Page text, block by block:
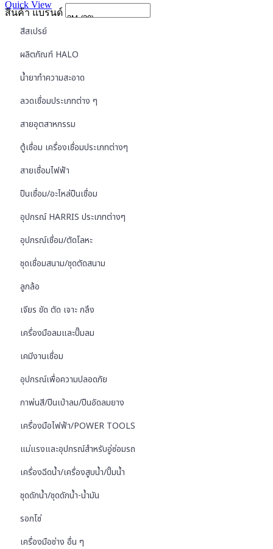
Quick View
สินค้า แบรนด์
สีสเปรย์
ผลิตภัณฑ์ HALO
น้ำยาทำความสะอาด
ลวดเชื่อมประเภทต่าง ๆ
สายอุตสาหกรรม
ตู้เชื่อม เครื่องเชื่อมประเภทต่างๆ
สายเชื่อมไฟฟ้า
ปืนเชื่อม/อะไหล่ปืนเชื่อม
อุปกรณ์ HARRIS ประเภทต่างๆ
อุปกรณ์เชื่อม/ตัดโลหะ
ชุดเชื่อมสนาม/ชุดตัดสนาม
ลูกล้อ
เจียร ขัด ตัด เจาะ กลึง
เครื่องมือลมและปั๊มลม
เคมีงานเชื่อม
อุปกรณ์เพื่อความปลอดภัย
กาพ่นสี/ปืนเป่าลม/ปืนอัดลมยาง
เครื่องมือไฟฟ้า/POWER TOOLS
แม่แรงและอุปกรณ์สำหรับอู่ซ่อมรถ
เครื่องฉีดน้ำ/เครื่องสูบน้ำ/ปั๊มน้ำ
ชุดดักน้ำ/ชุดดักน้ำ-น้ำมัน
รอกโซ่
เครื่องมือช่าง อื่น ๆ